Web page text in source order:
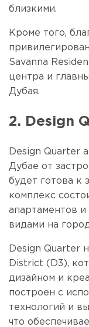
близкими.
Кроме того,
Savanna
центра и
Дубая.
2. Design
Design Quarter
Дубае от
будет готова к
комплекс
апартаментов и
видами на
Design Quarter
District (D3),
дизайном и
построен с
технологий и
что